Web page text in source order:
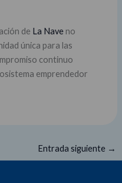
de La Naveno
única para las
continuo
emprendedor
Entrada siguiente →